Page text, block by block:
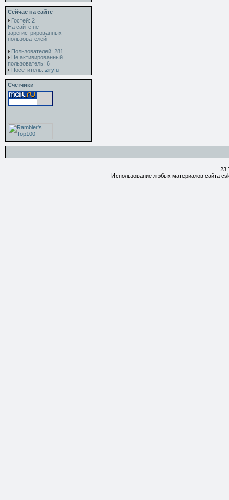
Сейчас на сайте
Гостей: 2
На сайте нет
зарегистрированных
пользователей
Пользователей: 281
Не активированный
пользователь: 6
Посетитель: ziryfu
Счётчики
Использование любых материалов сайта